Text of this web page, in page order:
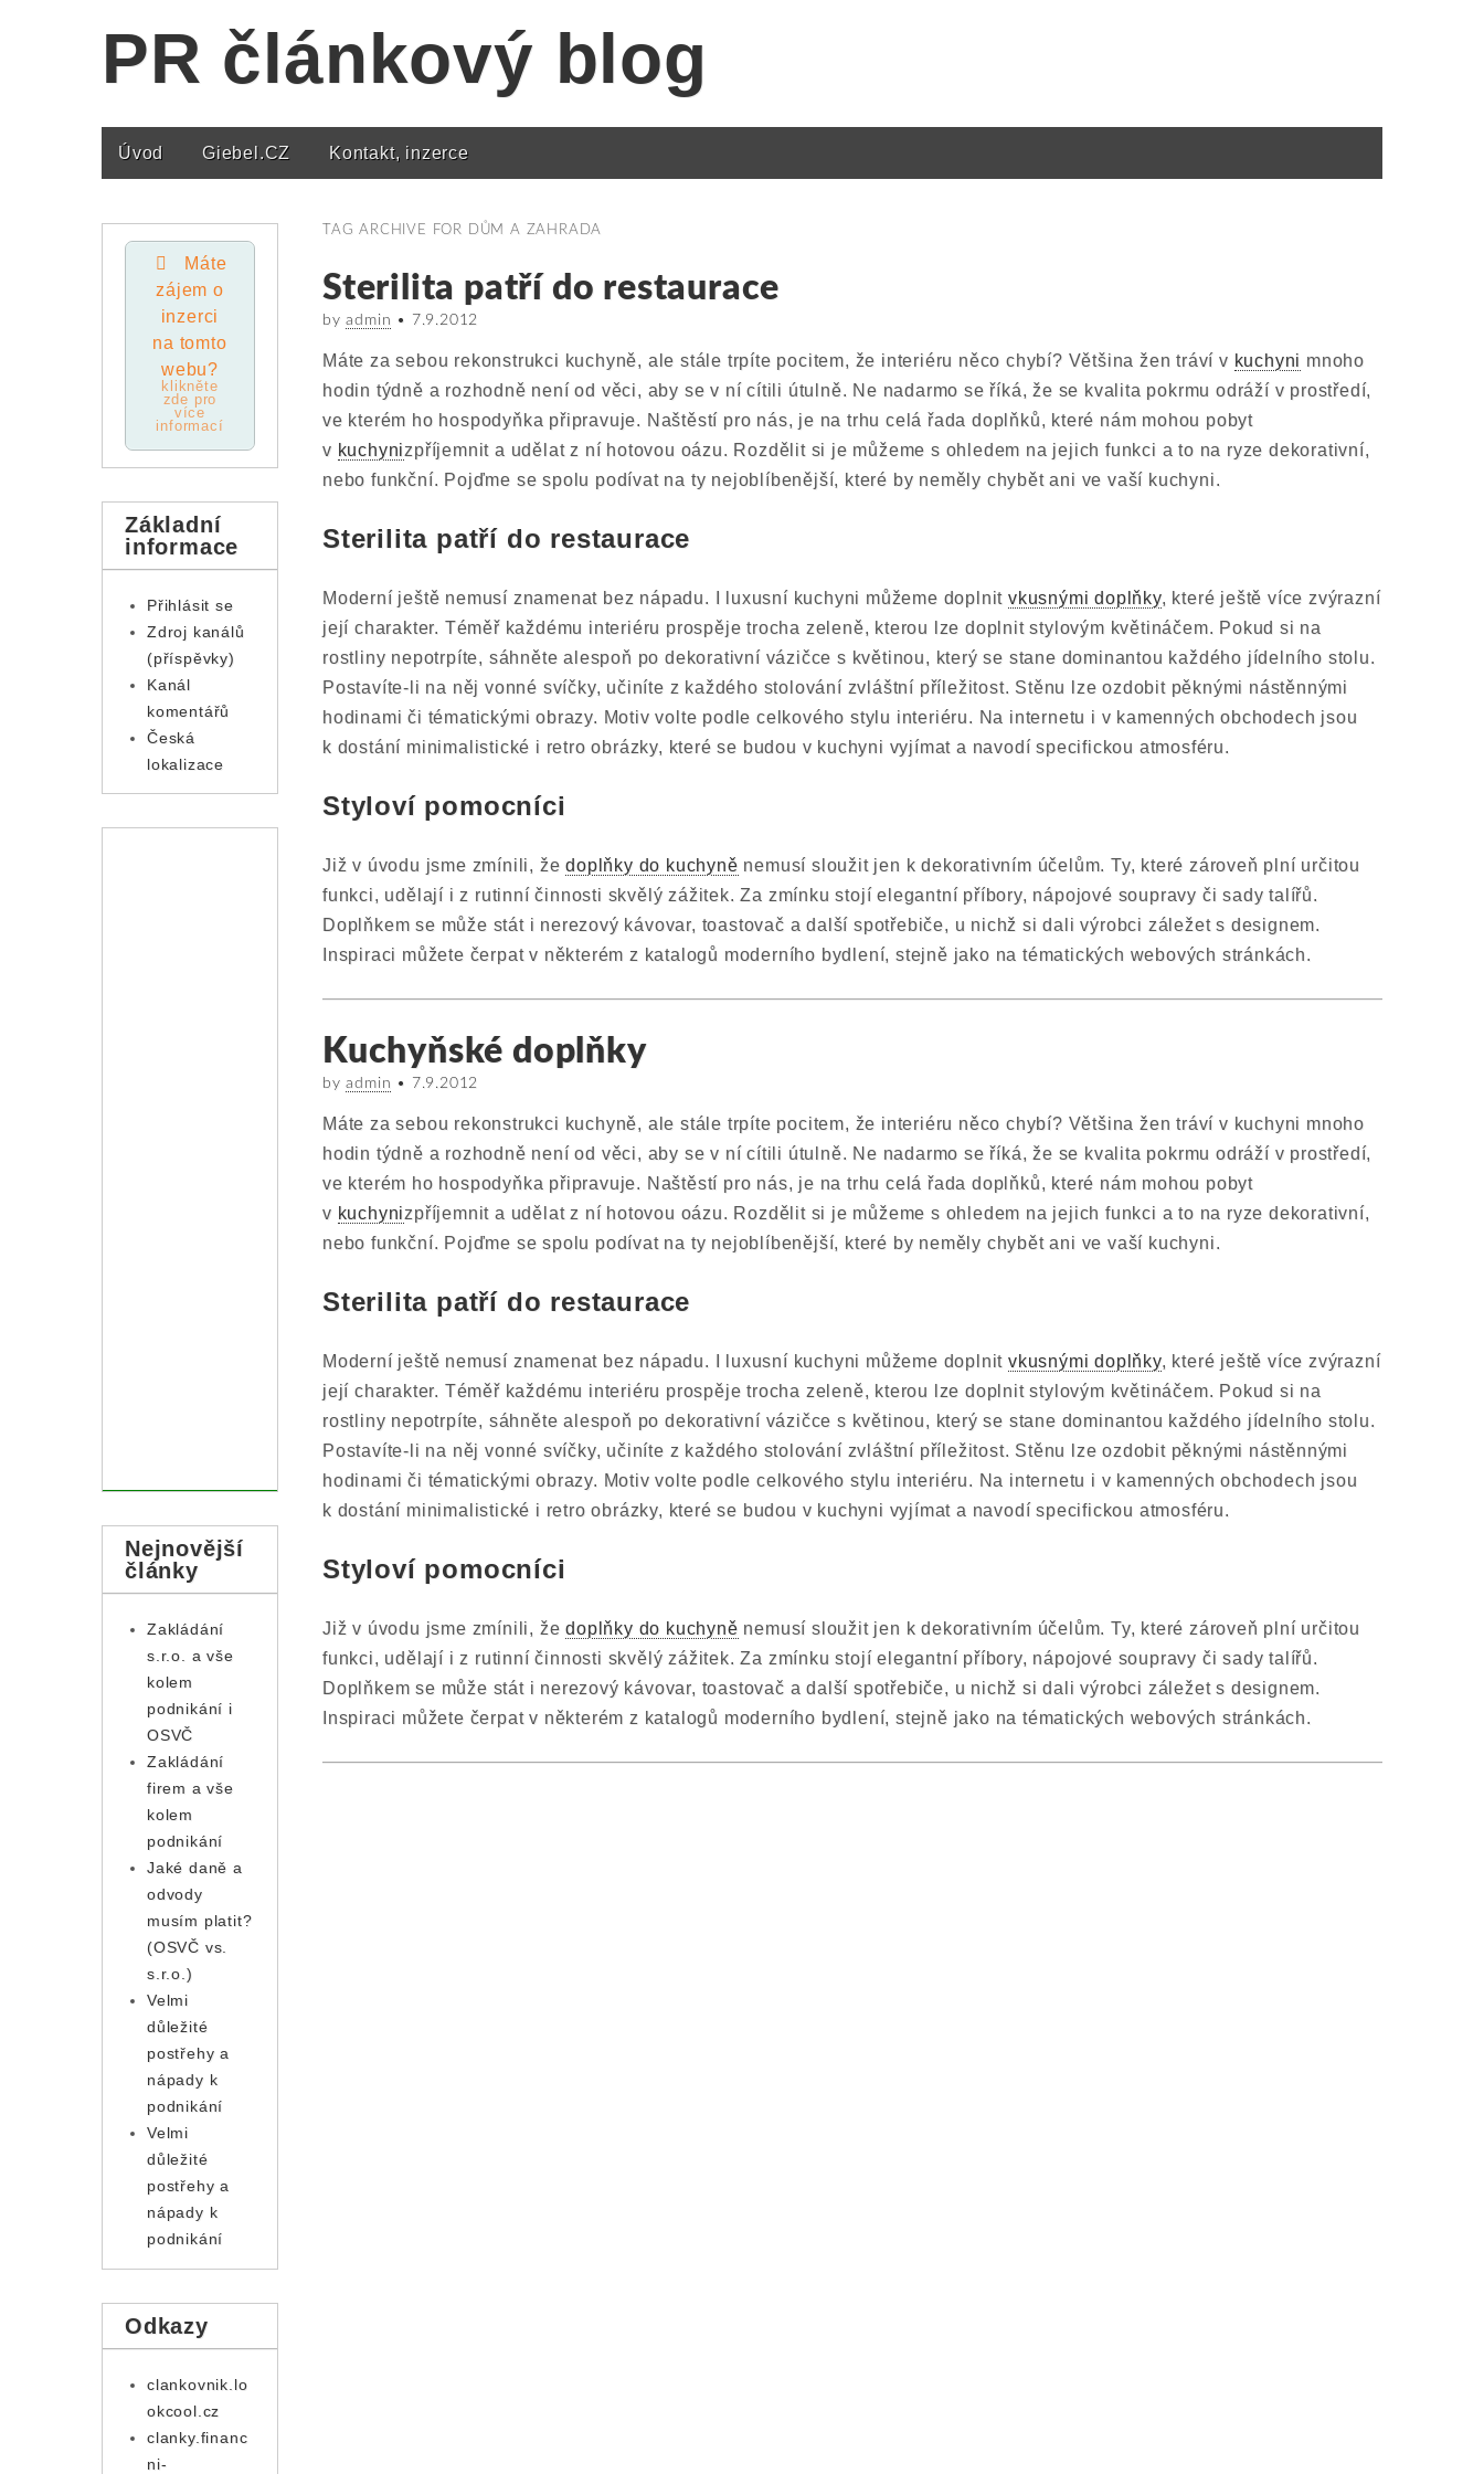
PR článkový blog
Main menu
Úvod Giebel.CZ Kontakt, inzerce
TAG ARCHIVE FOR DŮM A ZAHRADA
Sterilita patří do restaurace
byadmin • 7.9.2012
Máte za sebou rekonstrukci kuchyně, ale stále trpíte pocitem, že interiéru něco chybí? Většina žen tráví v kuchyni mnoho
hodin týdně a rozhodně není od věci, aby se v ní cítili útulně. Ne nadarmo se říká, že se kvalita pokrmu odráží v prostředí,
ve kterém ho hospodyňka připravuje. Naštěstí pro nás, je na trhu celá řada doplňků, které nám mohou pobyt
v kuchynizpříjemnit a udělat z ní hotovou oázu. Rozdělit si je můžeme s ohledem na jejich funkci a to na ryze dekorativní,
nebo funkční. Pojďme se spolu podívat na ty nejoblíbenější, které by neměly chybět ani ve vaší kuchyni.
Sterilita patří do restaurace
Moderní ještě nemusí znamenat bez nápadu. I luxusní kuchyni můžeme doplnitvkusnými doplňky, které ještě více zvýrazní
její charakter. Téměř každému interiéru prospěje trocha zeleně, kterou lze doplnit stylovým květináčem. Pokud si na
rostliny nepotrpíte, sáhněte alespoň po dekorativní vázičce s květinou, který se stane dominantou každého jídelního stolu.
Postavíte-li na něj vonné svíčky, učiníte z každého stolování zvláštní příležitost. Stěnu lze ozdobit pěknými nástěnnými
hodinami či tématickými obrazy. Motiv volte podle celkového stylu interiéru. Na internetu i v kamenných obchodech jsou
k dostání minimalistické i retro obrázky, které se budou v kuchyni vyjímat a navodí specifickou atmosféru.
Styloví pomocníci
Již v úvodu jsme zmínili, žedoplňky do kuchyně nemusí sloužit jen k dekorativním účelům. Ty, které zároveň plní určitou
funkci, udělají i z rutinní činnosti skvělý zážitek. Za zmínku stojí elegantní příbory, nápojové soupravy či sady talířů.
Doplňkem se může stát i nerezový kávovar, toastovač a další spotřebiče, u nichž si dali výrobci záležet s designem.
Inspiraci můžete čerpat v některém z katalogů moderního bydlení, stejně jako na tématických webových stránkách.
Kuchyňské doplňky
byadmin • 7.9.2012
Máte za sebou rekonstrukci kuchyně, ale stále trpíte pocitem, že interiéru něco chybí? Většina žen tráví v kuchyni mnoho
hodin týdně a rozhodně není od věci, aby se v ní cítili útulně. Ne nadarmo se říká, že se kvalita pokrmu odráží v prostředí,
ve kterém ho hospodyňka připravuje. Naštěstí pro nás, je na trhu celá řada doplňků, které nám mohou pobyt
v kuchynizpříjemnit a udělat z ní hotovou oázu. Rozdělit si je můžeme s ohledem na jejich funkci a to na ryze dekorativní,
nebo funkční. Pojďme se spolu podívat na ty nejoblíbenější, které by neměly chybět ani ve vaší kuchyni.
Sterilita patří do restaurace
Moderní ještě nemusí znamenat bez nápadu. I luxusní kuchyni můžeme doplnitvkusnými doplňky, které ještě více zvýrazní
její charakter. Téměř každému interiéru prospěje trocha zeleně, kterou lze doplnit stylovým květináčem. Pokud si na
rostliny nepotrpíte, sáhněte alespoň po dekorativní vázičce s květinou, který se stane dominantou každého jídelního stolu.
Postavíte-li na něj vonné svíčky, učiníte z každého stolování zvláštní příležitost. Stěnu lze ozdobit pěknými nástěnnými
hodinami či tématickými obrazy. Motiv volte podle celkového stylu interiéru. Na internetu i v kamenných obchodech jsou
k dostání minimalistické i retro obrázky, které se budou v kuchyni vyjímat a navodí specifickou atmosféru.
Styloví pomocníci
Již v úvodu jsme zmínili, žedoplňky do kuchyně nemusí sloužit jen k dekorativním účelům. Ty, které zároveň plní určitou
funkci, udělají i z rutinní činnosti skvělý zážitek. Za zmínku stojí elegantní příbory, nápojové soupravy či sady talířů.
Doplňkem se může stát i nerezový kávovar, toastovač a další spotřebiče, u nichž si dali výrobci záležet s designem.
Inspiraci můžete čerpat v některém z katalogů moderního bydlení, stejně jako na tématických webových stránkách.
Máte
zájem o
inzerci
na tomto
webu?
klikněte
zde pro
více
informací
Základní
informace
Přihlásit se
Zdroj kanálů
(příspěvky)
Kanál
komentářů
Česká
lokalizace
Nejnovější
články
Zakládání
s.r.o. a vše
kolem
podnikání i
OSVČ
Zakládání
firem a vše
kolem
podnikání
Jaké daně a
odvody
musím platit?
(OSVČ vs.
s.r.o.)
Velmi
důležité
postřehy a
nápady k
podnikání
Velmi
důležité
postřehy a
nápady k
podnikání
Odkazy
clankovnik.lo
okcool.cz
clanky.financ
ni-